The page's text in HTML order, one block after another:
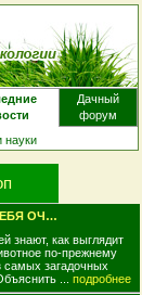
Дачный
форум
науки
ИНОГДА БЕГЕМОТЫ ВЕДУТ СЕБЯ ОЧЕНЬ НЕЭСТЕТ..
знают, как выглядит
по-прежнему
самых загадочных
...
подробнее